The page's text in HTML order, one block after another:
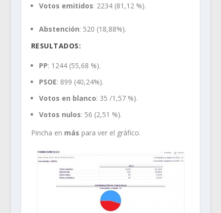
Votos emitidos: 2234 (81,12 %).
Abstención: 520 (18,88%).
RESULTADOS:
PP: 1244 (55,68 %).
PSOE: 899 (40,24%).
Votos en blanco: 35 /1,57 %).
Votos nulos: 56 (2,51 %).
Pincha en más para ver el gráfico.